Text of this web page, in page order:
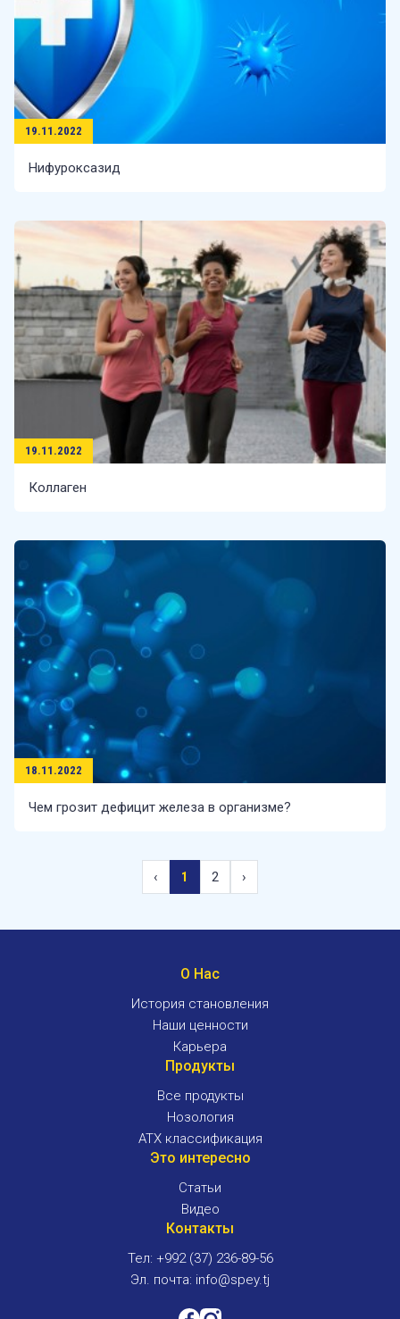
19.11.2022
Нифуроксазид
19.11.2022
Коллаген
18.11.2022
Чем грозит дефицит железа в организме?
‹ 1 2 ›
О Нас
История становления
Наши ценности
Карьера
Продукты
Все продукты
Нозология
ATX классификация
Это интересно
Статьи
Видео
Контакты
Тел: +992 (37) 236-89-56
Эл. почта: info@spey.tj